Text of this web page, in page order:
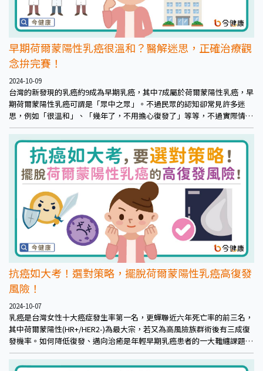
早期荷爾蒙陽性乳癌很溫和？醫解迷思，正確治療觀
念拚完賽！
2024-10-09
台灣的新發現的乳癌約9成為早期乳癌，其中7成屬於荷爾蒙陽性乳癌，早
期荷爾蒙陽性乳癌可謂是「眾中之眾」。不過民眾的認知卻常見許多迷
思，例如「很溫和」、「幾年了，不用擔心復發了」等等，不過實際情況
卻超乎想像。
抗癌如大考！選對策略，擺脫荷爾蒙陽性乳癌高復發
風險！
2024-10-07
乳癌是台灣女性十大癌症發生率第一名，更蟬聯近六年死亡率的前三名，
其中荷爾蒙陽性(HR+/HER2-)為最大宗，若又為高風險族群術後有三成復
發機率。如何降低復發、邁向治癒是年輕早期乳癌患者的一大難纏課題！
馬偕紀念醫院乳房中心張源清主任點出抗癌應考關鍵：術後輔助治療搭配
細胞週期抑制劑，如同找到補教名師，抗癌成績更進步，再創人生高分成